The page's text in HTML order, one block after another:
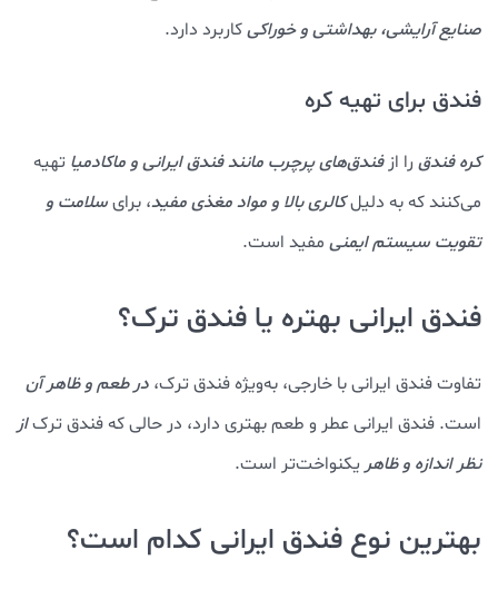
صنایع آرایشی، بهداشتی و خوراکیکاربرد دارد.
فندق برای تهیه کره
کره فندق را ازفندق‌های پرچرب مانند فندق ایرانی و ماکادمیا تهیه
می‌کنند که به دلیلکالری بالا و مواد مغذی مفید، برایسلامت و
تقویت سیستم ایمنی مفید است.
فندق ایرانی بهتره یا فندق ترک؟
تفاوت فندق ایرانی با خارجی، به‌ویژه فندق ترک، در طعم و ظاهر آن
است. فندق ایرانی عطر و طعم بهتری دارد، در حالی که فندق ترکاز
نظر اندازه و ظاهر یکنواخت‌تر است.
بهترین نوع فندق ایرانی کدام است؟